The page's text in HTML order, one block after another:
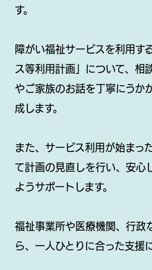
す。
障がい福祉サービスを利用す
ス等利用計画」について、相
やご家族のお話を丁寧にうか
成します。
また、サービス利用が始まっ
て計画の見直しを行い、安心
ようサポートします。
福祉事業所や医療機関、行政
ら、一人ひとりに合った支援